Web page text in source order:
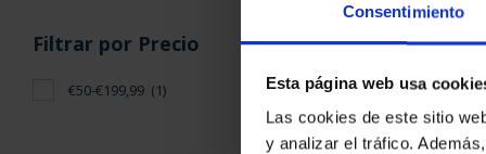
Consentimiento
Esta página web usa
Las cookies de este sitio
y analizar el tráfico.
Filtrar por Precio
€50-€199,99 (1)